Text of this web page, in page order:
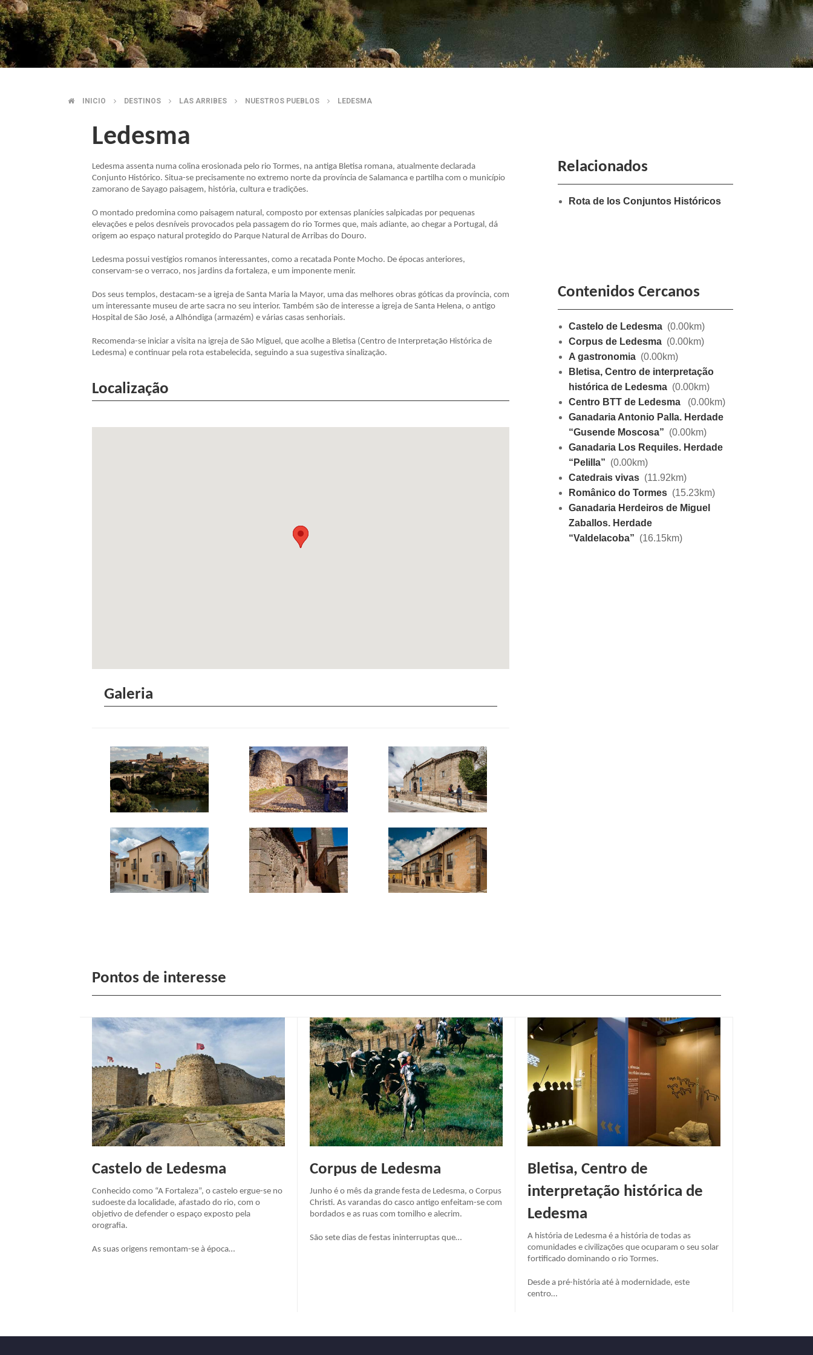
BREADCRUMB
INICIO DESTINOS LAS ARRIBES NUESTROS PUEBLOS LEDESMA
Ledesma
Ledesma assenta numa colina erosionada pelo rio Tormes, na antiga Bletisa romana, atualmente declarada
Conjunto Histórico. Situa-se precisamente no extremo norte da província de Salamanca e partilha com o município
zamorano de Sayago paisagem, história, cultura e tradições.
O montado predomina como paisagem natural, composto por extensas planícies salpicadas por pequenas
elevações e pelos desníveis provocados pela passagem do rio Tormes que, mais adiante, ao chegar a Portugal, dá
origem ao espaço natural protegido do Parque Natural de Arribas do Douro.
Ledesma possui vestígios romanos interessantes, como a recatada Ponte Mocho. De épocas anteriores,
conservam-se o verraco, nos jardins da fortaleza, e um imponente menir.
Dos seus templos, destacam-se a igreja de Santa Maria la Mayor, uma das melhores obras góticas da província, com
um interessante museu de arte sacra no seu interior. Também são de interesse a igreja de Santa Helena, o antigo
Hospital de São José, a Alhóndiga (armazém) e várias casas senhoriais.
Recomenda-se iniciar a visita na igreja de São Miguel, que acolhe a Bletisa (Centro de Interpretação Histórica de
Ledesma) e continuar pela rota estabelecida, seguindo a sua sugestiva sinalização.
Localização
Galeria
Relacionados
Rota de los Conjuntos Históricos
Contenidos Cercanos
Castelo de Ledesma (0.00km)
Corpus de Ledesma (0.00km)
A gastronomia (0.00km)
Bletisa, Centro de interpretação
histórica de Ledesma (0.00km)
Centro BTT de Ledesma
(0.00km)
Ganadaria Antonio Palla. Herdade
“Gusende Moscosa” (0.00km)
Ganadaria Los Requiles. Herdade
“Pelilla” (0.00km)
Catedrais vivas (11.92km)
Românico do Tormes (15.23km)
Ganadaria Herdeiros de Miguel
Zaballos. Herdade
“Valdelacoba” (16.15km)
Pontos de interesse
Castelo de Ledesma
Conhecido como “A Fortaleza”, o castelo ergue-se no
sudoeste da localidade, afastado do rio, com o
objetivo de defender o espaço exposto pela
orografia.
As suas origens remontam-se à época…
Corpus de Ledesma
Junho é o mês da grande festa de Ledesma, o Corpus
Christi. As varandas do casco antigo enfeitam-se com
bordados e as ruas com tomilho e alecrim.
São sete dias de festas ininterruptas que…
Bletisa, Centro de
interpretação histórica de
Ledesma
A história de Ledesma é a história de todas as
comunidades e civilizações que ocuparam o seu solar
fortificado dominando o rio Tormes.
Desde a pré-história até à modernidade, este
centro…